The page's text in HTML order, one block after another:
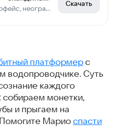
Удобный интерфейс, неограниченные подсказки. Работает без Интернета.
Скачать
платформер с
водопроводчике. Суть
каждого
собираем монетки,
и прыгаем на
Марио спасти